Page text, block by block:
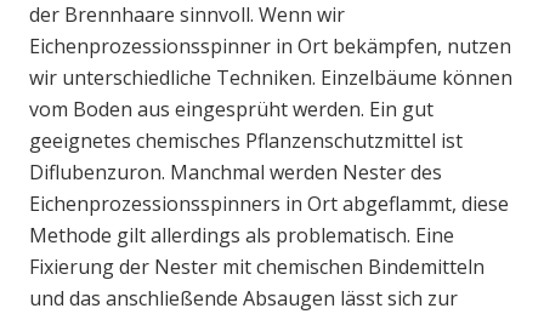
der Brennhaare sinnvoll. Wenn wir
Eichenprozessionsspinner in Ort bekämpfen, nutzen
wir unterschiedliche Techniken. Einzelbäume können
vom Boden aus eingesprüht werden. Ein gut
geeignetes chemisches Pflanzenschutzmittel ist
Diflubenzuron. Manchmal werden Nester des
Eichenprozessionsspinners in Ort abgeflammt, diese
Methode gilt allerdings als problematisch. Eine
Fixierung der Nester mit chemischen Bindemitteln
und das anschließende Absaugen lässt sich zur